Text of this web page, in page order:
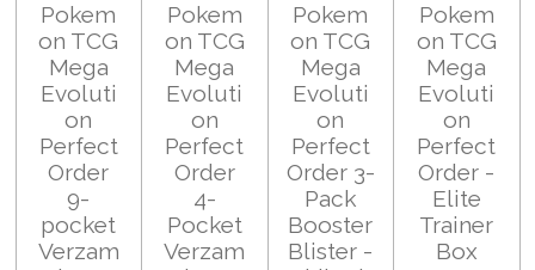
Pokem
on TCG
Mega
Evoluti
on
Perfect
Order
9-
pocket
Verzam
Pokem
on TCG
Mega
Evoluti
on
Perfect
Order
4-
Pocket
Verzam
Pokem
on TCG
Mega
Evoluti
on
Perfect
Order 3-
Pack
Booster
Blister -
Pokem
on TCG
Mega
Evoluti
on
Perfect
Order -
Elite
Trainer
Box